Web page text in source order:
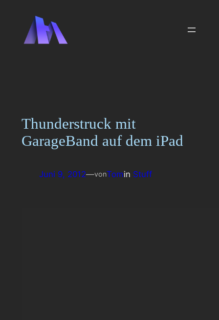
springen
Thunderstruck mit
GarageBand auf dem iPad
Juni 9, 2012—vonTomin Stuff